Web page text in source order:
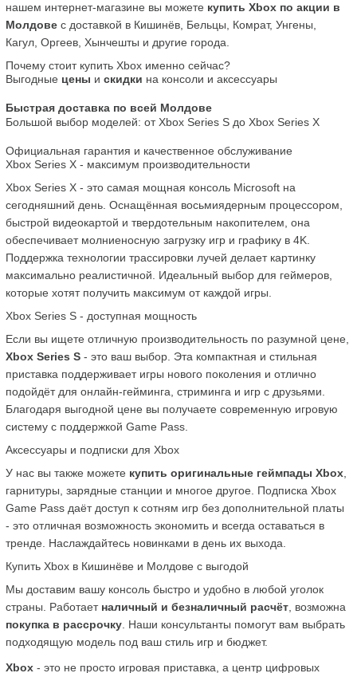
нашем интернет-магазине вы можете купить Xbox по акции в
Молдове с доставкой в Кишинёв, Бельцы, Комрат, Унгены,
Кагул, Оргеев, Хынчешты и другие города.
Почему стоит купить Xbox именно сейчас?
Выгодные цены и скидки на консоли и аксессуары
Быстрая доставка по всей Молдове
Большой выбор моделей: от Xbox Series S до Xbox Series X
Официальная гарантия и качественное обслуживание
Xbox Series X - максимум производительности
Xbox Series X - это самая мощная консоль Microsoft на
сегодняшний день. Оснащённая восьмиядерным процессором,
быстрой видеокартой и твердотельным накопителем, она
обеспечивает молниеносную загрузку игр и графику в 4K.
Поддержка технологии трассировки лучей делает картинку
максимально реалистичной. Идеальный выбор для геймеров,
которые хотят получить максимум от каждой игры.
Xbox Series S - доступная мощность
Xbox Series S - это ваш выбор. Эта компактная и стильная
приставка поддерживает игры нового поколения и отлично
подойдёт для онлайн-гейминга, стриминга и игр с друзьями.
Благодаря выгодной цене вы получаете современную игровую
систему с поддержкой Game Pass.
Аксессуары и подписки для Xbox
У нас вы также можете купить оригинальные геймпады Xbox
гарнитуры, зарядные станции и многое другое. Подписка Xbox
Game Pass даёт доступ к сотням игр без дополнительной платы
- это отличная возможность экономить и всегда оставаться в
тренде. Наслаждайтесь новинками в день их выхода.
Купить Xbox в Кишинёве и Молдове с выгодой
Мы доставим вашу консоль быстро и удобно в любой уголок
страны. Работает наличный и безналичный расчёт
покупка в рассрочку . Наши консультанты помогут вам выбрать
подходящую модель под ваш стиль игр и бюджет.
Xbox - это не просто игровая приставка, а центр цифровых